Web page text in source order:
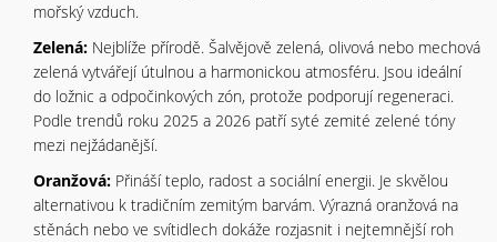
mořský vzduch.
Zelená: Nejblíže přírodě. Šalvějově zelená, olivová nebo mechová
zelená vytvářejí útulnou a harmonickou atmosféru. Jsou ideální
do ložnic a odpočinkových zón, protože podporují regeneraci.
Podle trendů roku 2025 a 2026 patří syté zemité zelené tóny
mezi nejžádanější.
Oranžová: Přináší teplo, radost a sociální energii. Je skvělou
alternativou k tradičním zemitým barvám. Výrazná oranžová na
stěnách nebo ve svítidlech dokáže rozjasnit i nejtemnější roh